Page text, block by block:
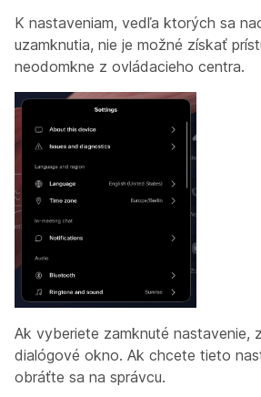
K nastaveniam, vedľa ktorých sa
uzamknutia, nie je možné získať
neodomkne z ovládacieho centra.
Ak vyberiete zamknuté nastavenie,
dialógové okno. Ak chcete tieto
obráťte sa na správcu.